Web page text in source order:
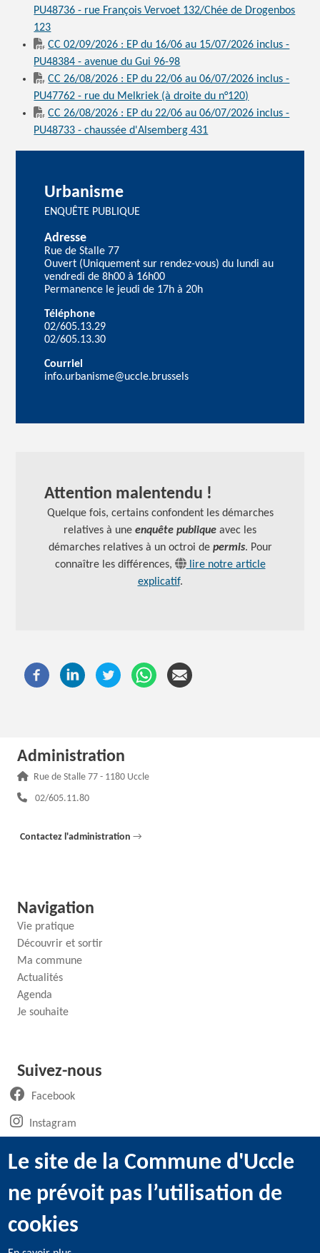
PU48736 - rue François Vervoet 132/Chée de Drogenbos
123
CC 02/09/2026 : EP du 16/06 au 15/07/2026 inclus -
PU48384 - avenue du Gui 96-98
CC 26/08/2026 : EP du 22/06 au 06/07/2026 inclus -
PU47762 - rue du Melkriek (à droite du n°120)
CC 26/08/2026 : EP du 22/06 au 06/07/2026 inclus -
PU48733 - chaussée d'Alsemberg 431
Urbanisme
ENQUÊTE PUBLIQUE
Adresse
Rue de Stalle 77
Ouvert (Uniquement sur rendez-vous) du lundi au
vendredi de 8h00 à 16h00
Permanence le jeudi de 17h à 20h
Téléphone
02/605.13.29
02/605.13.30
Courriel
info.urbanisme@uccle.brussels
Attention malentendu !
Quelque fois, certains confondent les démarches
relatives à une enquête publique avec les
démarches relatives à un octroi de permis. Pour
connaître les différences,
lire notre article
explicatif.
Administration
Adresse :
Rue de Stalle 77 - 1180 Uccle
Téléphone :
02/605.11.80
Contactez l'administration →
Navigation
Vie pratique
Découvrir et sortir
Ma commune
Actualités
Agenda
Je souhaite
Suivez-nous
Facebook(ouvre un nouvel onglet)
Instagram(ouvre un nouvel onglet)
LinkedIn
Youtube(ouvre un nouvel onglet)
Le site de la Commune d'Uccle
ne prévoit pas l’utilisation de
cookies